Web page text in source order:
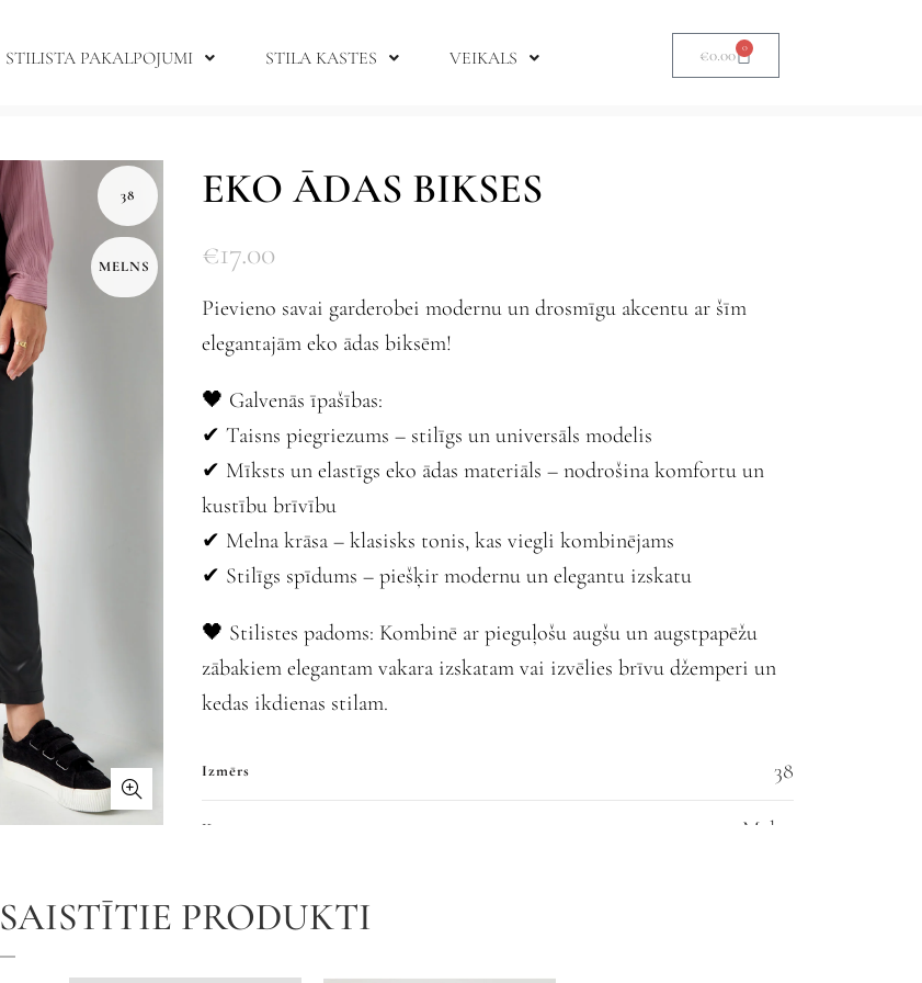
STILISTA PAKALPOJUMI STILA KASTES VEIKALS €0.00 0
38
MELNS
EKO ĀDAS BIKSES
€17.00
Pievieno savai garderobei modernu un drosmīgu akcentu ar šīm
elegantajām eko ādas biksēm!
🖤 Galvenās īpašības:
✔ Taisns piegriezums – stilīgs un universāls modelis
✔ Mīksts un elastīgs eko ādas materiāls – nodrošina komfortu un
kustību brīvību
✔ Melna krāsa – klasisks tonis, kas viegli kombinējams
✔ Stilīgs spīdums – piešķir modernu un elegantu izskatu
🖤 Stilistes padoms: Kombinē ar pieguļošu augšu un augstpapēžu
zābakiem elegantam vakara izskatam vai izvēlies brīvu džemperi un
kedas ikdienas stilam.
Izmērs 38
Krāsa Melns
👉 Pievieno grozam vēl
SAISTĪTIE PRODUKTI